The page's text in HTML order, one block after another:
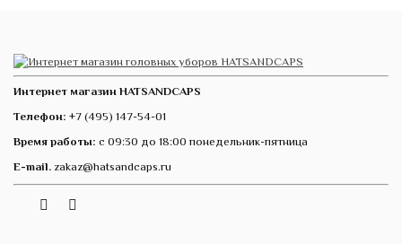
Интернет магазин HATSANDCAPS
Телефон: +7 (495) 147-54-01
Время работы: с 09:30 до 18:00 понедельник-пятница
E-mail. zakaz@hatsandcaps.ru
Telegram